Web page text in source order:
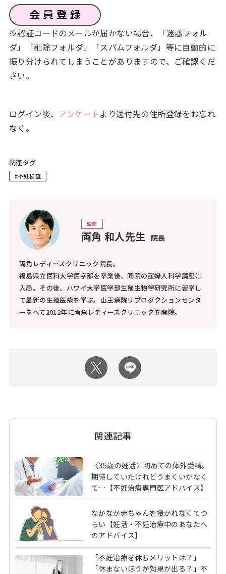
※認証コードのメールが届かない場合、「迷惑フォル
ダ」「削除フォルダ」「スパムフォルダ」等に自動的に
振り分けられてしまうことがありますので、ご確認くだ
さい。
ログイン後、 アンケートより送付先の住所登録をお忘れ
なく。
関連タグ
#不妊検査
監修
両角 和人先生 院長
両角レディースクリニック院長。
福島県立医科大学医学部を卒業後、同院の産婦人科学講座に
入局。その後、ハワイ大学医学部生殖生物学研究所に留学し
て最新の生殖医療を学ぶ。山王病院リプロダクションセンタ
ーをへて2012年に両角レディースクリニックを開院。
関連記事
〈35歳の妊活〉初めての体外受精。
期待していたけれどうまくいかなく
て…【不妊治療専門医アドバイス】
なかなか赤ちゃんを授かれなくてつ
らい【妊活・不妊治療中のあなたへ
のアドバイス】
「不妊治療を休むメリットは？」
「休まないほうが効果が出る？」不